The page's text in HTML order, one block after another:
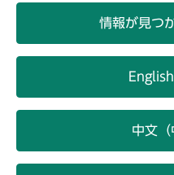
情報が見つ
English
中文（